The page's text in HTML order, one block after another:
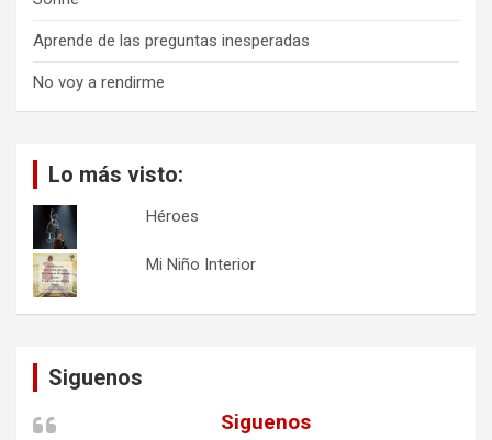
Aprende de las preguntas inesperadas
No voy a rendirme
Lo más visto:
Héroes
Mi Niño Interior
Siguenos
Siguenos